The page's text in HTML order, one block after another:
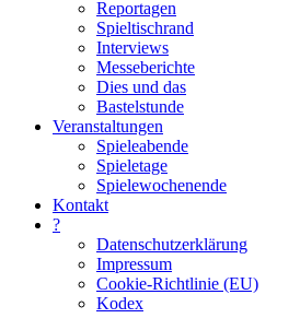
Reportagen
Spieltischrand
Interviews
Messeberichte
Dies und das
Bastelstunde
Veranstaltungen
Spieleabende
Spieletage
Spielewochenende
Kontakt
?
Datenschutzerklärung
Impressum
Cookie-Richtlinie (EU)
Kodex